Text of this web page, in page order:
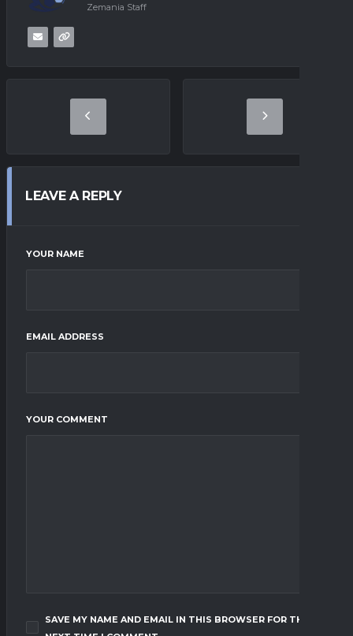
Zemania Staff
LEAVE A REPLY
YOUR NAME
EMAIL ADDRESS
YOUR COMMENT
SAVE MY NAME AND EMAIL IN THIS BROWSER FOR THE